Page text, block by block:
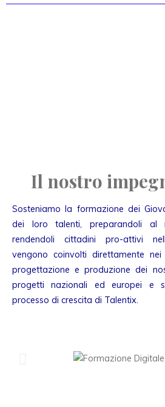
Il nostro
Sosteniamo la formazione dei
dei loro talenti, preparandoli
rendendoli cittadini pro-attivi
vengono coinvolti direttamente
progettazione e produzione dei
progetti nazionali ed europei e
processo di crescita di Talentix.